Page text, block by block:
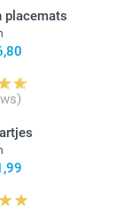
placemats